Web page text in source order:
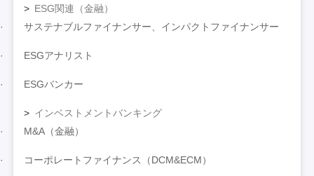
ESG関連（金融）
サステナブルファイナンサー、インパクトファイナンサー
ESGアナリスト
ESGバンカー
インベストメントバンキング
M&A（金融）
コーポレートファイナンス（DCM&ECM）